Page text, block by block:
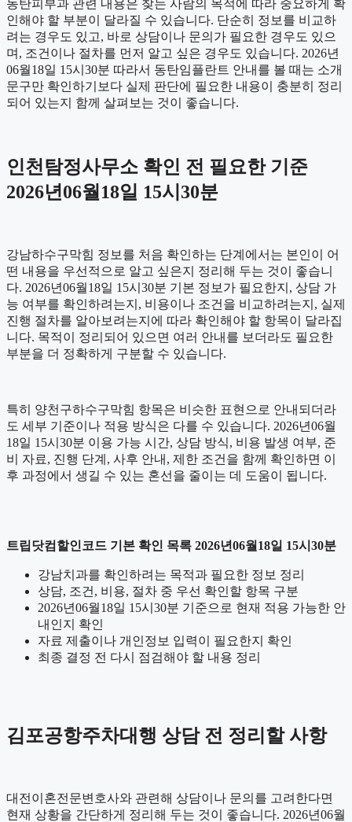
동탄피부과 관련 내용은 찾는 사람의 목적에 따라 중요하게 확
인해야 할 부분이 달라질 수 있습니다. 단순히 정보를 비교하
려는 경우도 있고, 바로 상담이나 문의가 필요한 경우도 있으
며, 조건이나 절차를 먼저 알고 싶은 경우도 있습니다. 2026년
06월18일 15시30분 따라서 동탄임플란트 안내를 볼 때는 소개
문구만 확인하기보다 실제 판단에 필요한 내용이 충분히 정리
되어 있는지 함께 살펴보는 것이 좋습니다.
인천탐정사무소 확인 전 필요한 기준
2026년06월18일 15시30분
강남하수구막힘 정보를 처음 확인하는 단계에서는 본인이 어
떤 내용을 우선적으로 알고 싶은지 정리해 두는 것이 좋습니
다. 2026년06월18일 15시30분 기본 정보가 필요한지, 상담 가
능 여부를 확인하려는지, 비용이나 조건을 비교하려는지, 실제
진행 절차를 알아보려는지에 따라 확인해야 할 항목이 달라집
니다. 목적이 정리되어 있으면 여러 안내를 보더라도 필요한
부분을 더 정확하게 구분할 수 있습니다.
특히 양천구하수구막힘 항목은 비슷한 표현으로 안내되더라
도 세부 기준이나 적용 방식은 다를 수 있습니다. 2026년06월
18일 15시30분 이용 가능 시간, 상담 방식, 비용 발생 여부, 준
비 자료, 진행 단계, 사후 안내, 제한 조건을 함께 확인하면 이
후 과정에서 생길 수 있는 혼선을 줄이는 데 도움이 됩니다.
트립닷컴할인코드 기본 확인 목록 2026년06월18일 15시30분
강남치과를 확인하려는 목적과 필요한 정보 정리
상담, 조건, 비용, 절차 중 우선 확인할 항목 구분
2026년06월18일 15시30분 기준으로 현재 적용 가능한 안
내인지 확인
자료 제출이나 개인정보 입력이 필요한지 확인
최종 결정 전 다시 점검해야 할 내용 정리
김포공항주차대행 상담 전 정리할 사항
대전이혼전문변호사와 관련해 상담이나 문의를 고려한다면
현재 상황을 간단하게 정리해 두는 것이 좋습니다. 2026년06월